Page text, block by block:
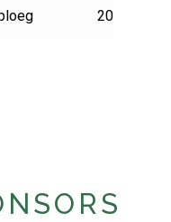
2024-2025